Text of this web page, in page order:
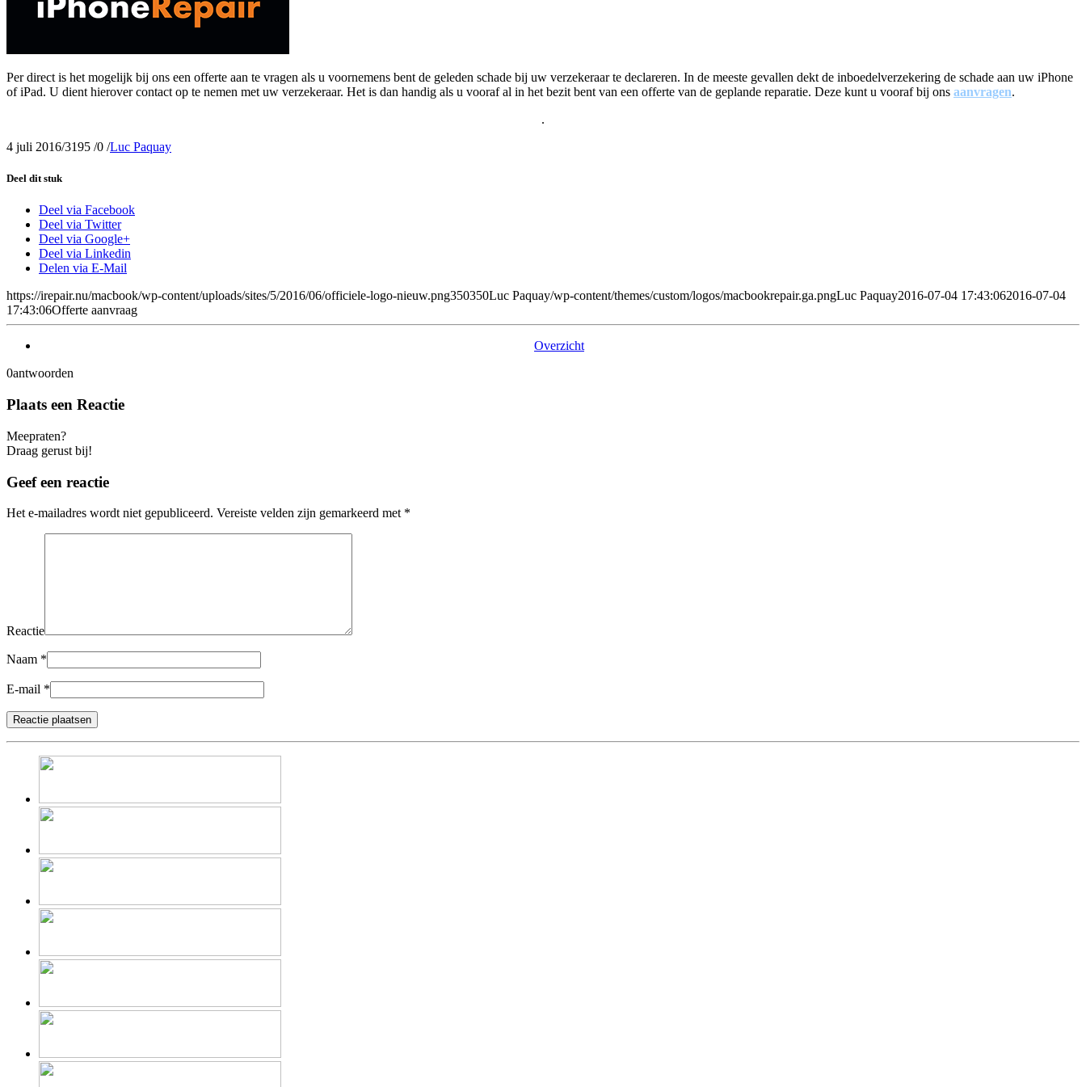
Per direct is het mogelijk bij ons een offerte aan te vragen als u voornemens bent de geleden schade bij uw verzekeraar te declareren. In de meeste gevallen dekt de inboedelverzekering de schade aan uw iPhone
of iPad. U dient hierover contact op te nemen met uw verzekeraar. Het is dan handig als u vooraf al in het bezit bent van een offerte van de geplande reparatie. Deze kunt u vooraf bij ons aanvragen.
.
4 juli 2016/3195 /0 /Luc Paquay
Deel dit stuk
Deel via Facebook
Deel via Twitter
Deel via Google+
Deel via Linkedin
Delen via E-Mail
https://irepair.nu/macbook/wp-content/uploads/sites/5/2016/06/officiele-logo-nieuw.png350350Luc Paquay/wp-content/themes/custom/logos/macbookrepair.ga.pngLuc Paquay2016-07-04 17:43:062016-07-04
17:43:06Offerte aanvraag
Overzicht
0antwoorden
Plaats een Reactie
Meepraten?
Draag gerust bij!
Geef een reactie
Het e-mailadres wordt niet gepubliceerd. Vereiste velden zijn gemarkeerd met *
Reactie
Naam *
E-mail *